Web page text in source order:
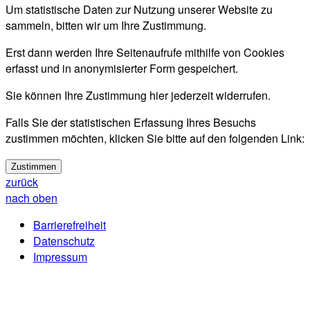
Um statistische Daten zur Nutzung unserer Website zu
sammeln, bitten wir um Ihre Zustimmung.
Erst dann werden Ihre Seitenaufrufe mithilfe von Cookies
erfasst und in anonymisierter Form gespeichert.
Sie können Ihre Zustimmung hier jederzeit widerrufen.
Falls Sie der statistischen Erfassung Ihres Besuchs
zustimmen möchten, klicken Sie bitte auf den folgenden Link:
Zustimmen
zurück
nach oben
Barrierefreiheit
Datenschutz
Impressum